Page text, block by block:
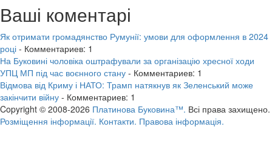
Ваші коментарі
Як отримати громадянство Румунії: умови для оформлення в 2024
році - Комментариев: 1
На Буковині чоловіка оштрафували за організацію хресної ходи
УПЦ МП під час воєнного стану - Комментариев: 1
Відмова від Криму і НАТО: Трамп натякнув як Зеленський може
закінчити війну - Комментариев: 1
Copyright © 2008-2026 Платинова Буковина™. Всі права захищено.
Розміщення інформації. Контакти. Правова інформація.